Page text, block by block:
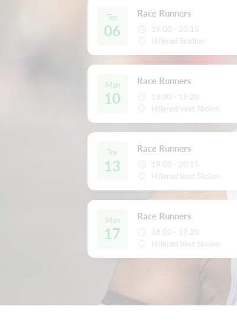
Tor
06
Race Runners
19:00 - 20:15
Hillerød Stadion
Man
10
Race Runners
18:00 - 19:20
Hillerød Vest Skolen
Tor
13
Race Runners
19:00 - 20:15
Hillerød Vest Skolen
Man
17
Race Runners
18:00 - 19:20
Hillerød Vest Skolen